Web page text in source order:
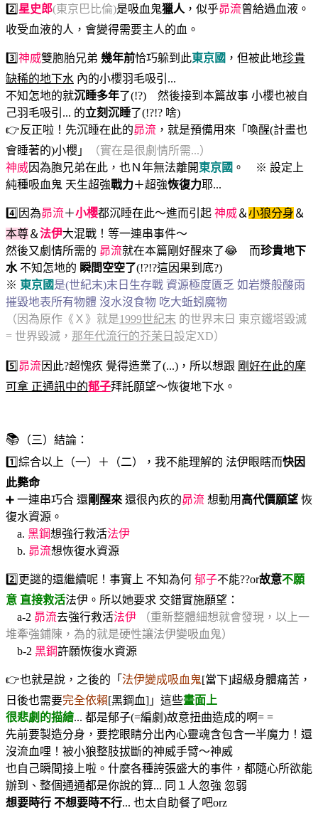
2️⃣星史郎(東京巴比倫)是吸血鬼獵人 ，似乎昴流曾給過血液。
收受血液的人，會變得需要主人的血。
3️⃣神威雙胞胎兄弟 幾年前恰巧躲到此東京國 ，但被此地珍貴
缺稀的地下水 內的小櫻羽毛吸引...
不知怎地的就沉睡多年了(!?) 然後接到本篇故事 小櫻也被自
己羽毛吸引... 的立刻沉睡了(!?!? 啥)
👉反正啦！先沉睡在此的昴流 ，就是預備用來「喚醒(計畫也
會睡著的)小櫻」
（實在是很劇情所需...）
神威因為胞兄弟在此，也Ｎ年無法離開東京國 。 ※ 設定上
純種吸血鬼 天生超強戰力＋超強恢復力耶...
4️⃣因為昴流＋小櫻都沉睡在此～進而引起 神威＆小狼分身 ＆
本尊＆法伊大混戰！等一連串事件～
然後又劇情所需的 昴流就在本篇剛好醒來了😂 而珍貴地下
水不知怎地的 瞬間空空了(!?!?這因果到底?)
※ 東京國是(世紀末)末日生存戰 資源極度匱乏 如岩漿般酸雨
摧毀地表所有物體 沒水沒食物 吃大蚯蚓魔物
（因為原作《Ｘ》就是1999世紀末 的世界末日 東京鐵塔毀滅
= 世界毀滅， 那年代流行的芥茉日 設定XD）
5️⃣ 昴流 因此?超愧疚 覺得造業了(...)，所以想跟 剛好在此的摩
可拿 正通訊中的郁子拜託願望～恢復地下水。
📚 （三）結論：
1️⃣綜合以上（一）＋（二），我不能理解的 法伊眼瞎而快因
此斃命
➕ 一連串巧合 還剛醒來 還很內疚的昴流 想動用 高代價願望 恢
復水資源。
a. 黑鋼想強行救活法伊
b. 昴流想恢復水資源
2️⃣更謎的還繼續呢！事實上 不知為何 郁子不能??or故意不願
意 直接救活法伊。所以她要求 交錯實施願望：
a-2 昴流去強行救活法伊
（重新整體細想就會發現，以上一
堆牽強鋪陳，為的就是硬性讓法伊變吸血鬼）
b-2 黑鋼許願恢復水資源
👉也就是說，之後的「 法伊變成吸血鬼[當下]超級身體痛苦，
日後也需要完全依賴[黑鋼血]」這些畫面上
很悲劇的描繪... 都是郁子(=編劇)故意扭曲造成的啊= =
先前要製造分身，要挖眼睛分出內心靈魂含包含一半魔力！還
沒流血哩！被小狼整肢拔斷的神威手臂～神威
也自己瞬間接上啦。什麼各種誇張盛大的事件，都隨心所欲能
辦到、整個通通都是你說的算... 同１人忽強 忽弱
想要時行 不想要時不行... 也太自助餐了吧orz